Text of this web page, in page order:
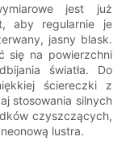
jest już
aby regularnie je
jasny blask.
się na powierzchni
światła. Do
ściereczki z
stosowania silnych
czyszczących,
lustra.